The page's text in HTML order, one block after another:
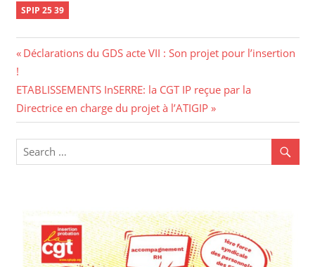
SPIP 25 39
Déclarations du GDS acte VII : Son projet pour l’insertion
!
ETABLISSEMENTS InSERRE: la CGT IP reçue par la
Directrice en charge du projet à l’ATIGIP